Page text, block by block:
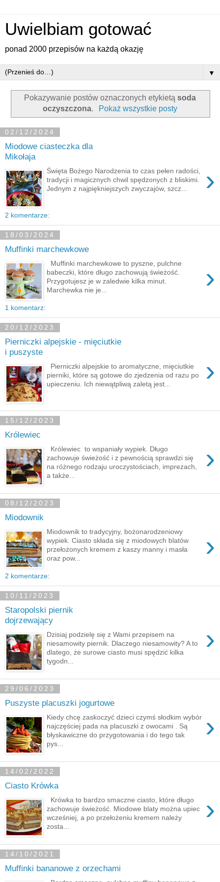
Uwielbiam gotować
ponad 2000 przepisów na każdą okazję
▼
Pokazywanie postów oznaczonych etykietą soda
oczyszczona. Pokaż wszystkie posty
02/12/2024
Miodowe ciasteczka dla
Mikołaja
›
Święta Bożego Narodzenia to czas pełen radości,
tradycji i magicznych chwil spędzonych z bliskimi.
Jednym z najpiękniejszych zwyczajów, szcz...
2 komentarze:
18/03/2024
Muffinki marchewkowe
›
Muffinki marchewkowe to pyszne, pulchne
babeczki, które długo zachowują świeżość.
Przygotujesz je w zaledwie kilka minut.
Marchewka nie je...
1 komentarz:
20/12/2023
Pierniczki alpejskie - mięciutkie
i puszyste
›
Pierniczki alpejskie to aromatyczne, mięciutkie
pierniki, które są gotowe do zjedzenia od razu po
upieczeniu. Ich niewątpliwą zaletą jest...
15/12/2023
Królewiec
›
Królewiec to wspaniały wypiek. Długo
zachowuje świeżość i z pewnością sprawdzi się
na różnego rodzaju uroczystościach, imprezach,
a także...
08/12/2023
Miodownik
›
Miodownik to tradycyjny, bożonarodzeniowy
wypiek. Ciasto składa się z miodowych blatów
przełożonych kremem z kaszy manny i masła
oraz pow...
2 komentarze:
10/11/2023
Staropolski piernik
dojrzewający
›
Dzisiaj podzielę się z Wami przepisem na
niesamowity piernik. Dlaczego niesamowity? A to
dlatego, że surowe ciasto musi spędzić kilka
tygodn...
29/06/2023
Puszyste placuszki jogurtowe
›
Kiedy chcę zaskoczyć dzieci czymś słodkim wybór
najczęściej pada na placuszki z owocami . Są
błyskawiczne do przygotowania i do tego tak
pys...
14/02/2022
Ciasto Krówka
›
Krówka to bardzo smaczne ciasto, które długo
zachowuje świeżość. Miodowe blaty można upiec
wcześniej, a po przełożeniu kremem należy
zosta...
14/10/2021
Muffinki bananowe z orzechami